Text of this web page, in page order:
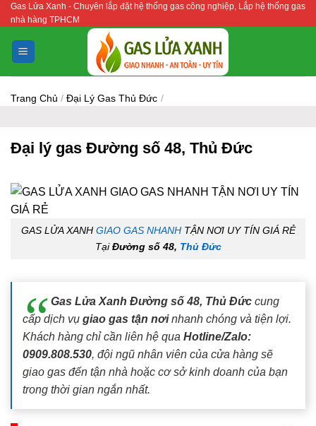
Bỏ
qua
nội
dung
Gas Lửa Xanh - Chuyên lắp đặt hệ thống gas công nghiệp, Lắp hệ thống gas
nhà hàng TPHCM
Trang Chủ / Đại Lý Gas Thủ Đức /
Đại lý gas Đường số 48, Thủ Đức
GAS LỬA XANH GIAO GAS NHANHTẬN NƠI UY TÍN GIÁ RẺ
TạiĐường số 48, Thủ Đức
Gas Lửa Xanh Đường số 48, Thủ Đức cung
cấp dịch vụ giao gas tận nơinhanh chóng và tiện lợi.
Khách hàng chỉ cần liên hệ qua Hotline/Zalo:
0909.808.530, đội ngũ nhân viên của cửa hàng sẽ
giao gas đến tận nhà hoặc cơ sở kinh doanh của bạn
trong thời gian ngắn nhất.